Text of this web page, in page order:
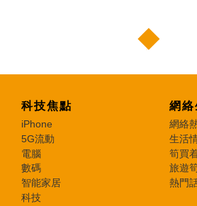
科技焦點
iPhone
5G流動
電腦
數碼
智能家居
科技
網絡
網絡
生活
筍買
旅遊
熱門